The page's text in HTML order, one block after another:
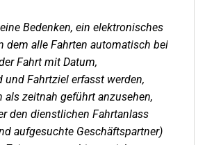
Bedenken, ein elektronisches
dem alle Fahrten automatisch bei
Fahrt mit Datum,
und Fahrtziel erfasst werden,
als zeitnah geführt anzusehen,
den dienstlichen Fahrtanlass
aufgesuchte Geschäftspartner)